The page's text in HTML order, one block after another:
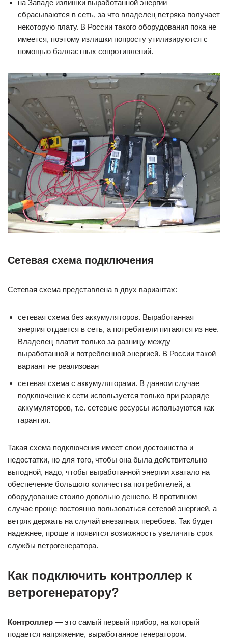
на Западе излишки выработанной энергии
сбрасываются в сеть, за что владелец ветряка получает
некоторую плату. В России такого оборудования пока не
имеется, поэтому излишки попросту утилизируются с
помощью балластных сопротивлений.
Сетевая схема подключения
Сетевая схема представлена в двух вариантах:
сетевая схема без аккумуляторов. Выработанная
энергия отдается в сеть, а потребители питаются из нее.
Владелец платит только за разницу между
выработанной и потребленной энергией. В России такой
вариант не реализован
сетевая схема с аккумуляторами. В данном случае
подключение к сети используется только при разряде
аккумуляторов, т.е. сетевые ресурсы используются как
гарантия.
Такая схема подключения имеет свои достоинства и
недостатки, но для того, чтобы она была действительно
выгодной, надо, чтобы выработанной энергии хватало на
обеспечение большого количества потребителей, а
оборудование стоило довольно дешево. В противном
случае проще постоянно пользоваться сетевой энергией, а
ветряк держать на случай внезапных перебоев. Так будет
надежнее, проще и появится возможность увеличить срок
службы ветрогенератора.
Как подключить контроллер к
ветрогенератору?
Контроллер — это самый первый прибор, на который
подается напряжение, выработанное генератором.